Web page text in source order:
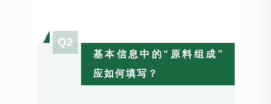
Q2
基本信息中的“原料组成”
应如何填写？